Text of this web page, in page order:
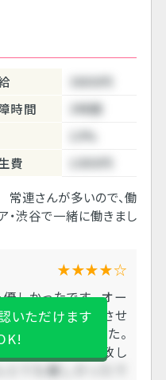
3800円
時間
3時間
10%
費
1000円
連さんが多いので、働
渋谷で一緒に働きまし
★★★★☆
しかったです。 オー
れて楽しくお話しさせ
がとうございました。
よろしくお願い致し
ても優しかったで
いただけます